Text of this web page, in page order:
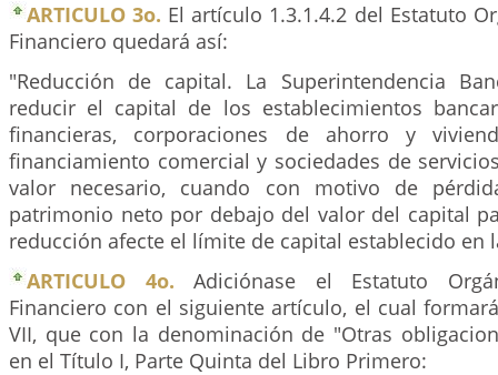
ARTICULO 3o. El artículo 1.3.1.4.2 del Estatuto
Financiero quedará así:
"Reducción de capital. La Superintendencia
reducir el capital de los establecimientos
financieras, corporaciones de ahorro y
financiamiento comercial y sociedades de
valor necesario, cuando con motivo de
patrimonio neto por debajo del valor del capital
reducción afecte el límite de capital establecido en
ARTICULO 4o. Adiciónase el Estatuto
Financiero con el siguiente artículo, el cual
VII, que con la denominación de "Otras
en el Título I, Parte Quinta del Libro Primero: